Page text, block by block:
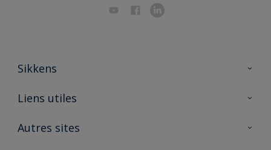
Sikkens
A propos de Sikkens
Liens utiles
Ouvrir un magasin PASS
Autres sites